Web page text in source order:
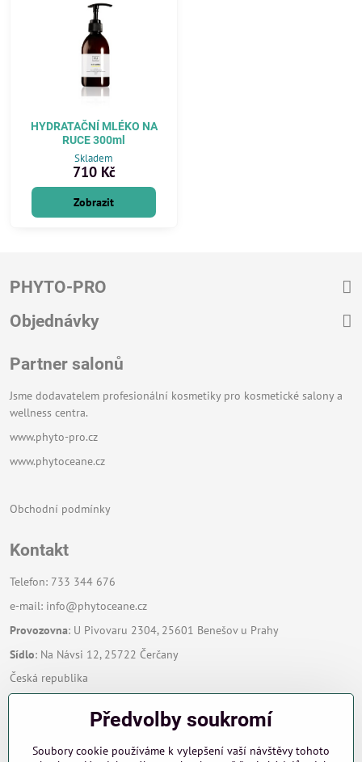
HYDRATAČNÍ MLÉKO NA
RUCE 300ml
Skladem
710 Kč
Zobrazit
PHYTO-PRO
Objednávky
Partner salonů
Jsme dodavatelem profesionální kosmetiky pro kosmetické salony a
wellness centra.
www.phyto-pro.cz
www.phytoceane.cz
Obchodní podmínky
Kontakt
Telefon: 733 344 676
e-mail: info@phytoceane.cz
Provozovna: U Pivovaru 2304, 25601 Benešov u Prahy
Sídlo: Na Návsi 12, 25722 Čerčany
Česká republika
Zavoláme Vám zpětPředvolby soukromí
Soubory cookie používáme k vylepšení vaší návštěvy tohoto